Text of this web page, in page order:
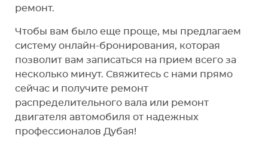
ремонт.
Чтобы вам было еще проще, мы предлагаем
систему онлайн-бронирования, которая
позволит вам записаться на прием всего за
несколько минут. Свяжитесь с нами прямо
сейчас и получите ремонт
распределительного вала или ремонт
двигателя автомобиля от надежных
профессионалов Дубая!